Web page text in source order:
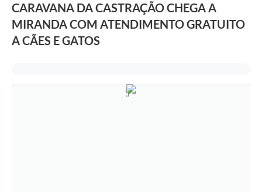
CARAVANA DA CASTRAÇÃO CHEGA A
MIRANDA COM ATENDIMENTO GRATUITO
A CÃES E GATOS